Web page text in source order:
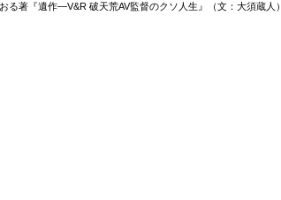
著『遺作―V&R 破天荒AV監督のクソ人生』（文：大須蔵人）